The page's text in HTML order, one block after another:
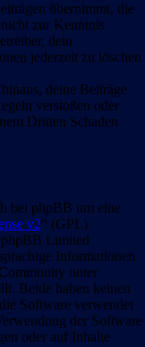
übernimmt, die
zur Kenntnis
dein
jederzeit zu löschen
deine Beiträge
verstoßen oder
Dritten Schaden
bei phpBB um eine
v2“ (GPL)
phpBB Limited
Informationen
unter
Beide haben keinen
Software verwendet
der Software
oder auf Inhalte